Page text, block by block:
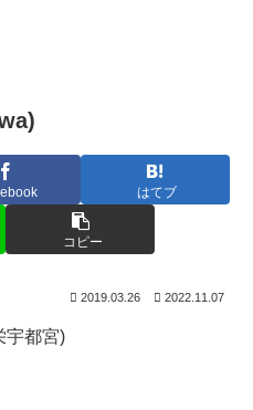
はてブ
コピー
2019.03.26 2022.11.07
宇都宮)